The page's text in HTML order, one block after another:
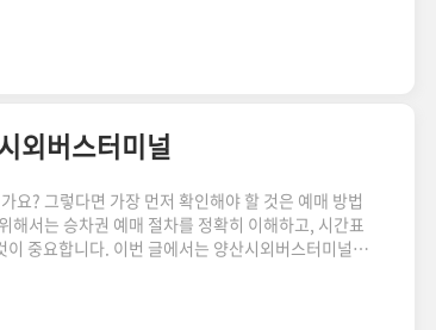
온라인을 통해 간편하게 할 수 있습니다. 아래의 순서
버스를 예매할 수 있습니다. 1. 예매 사이트에..
외버스터미널
요? 그렇다면 가장 먼저 확인해야 할 것은 예매 방법
해서는 승차권 예매 절차를 정확히 이해하고, 시간표
중요합니다. 이번 글에서는 양산시외버스터미널에
비한 취소수수료와 관련 절차도 함께 알아보겠습니